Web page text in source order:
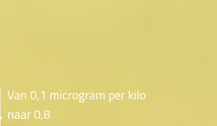
Van 0,1 microgram per kilo
naar 0,8